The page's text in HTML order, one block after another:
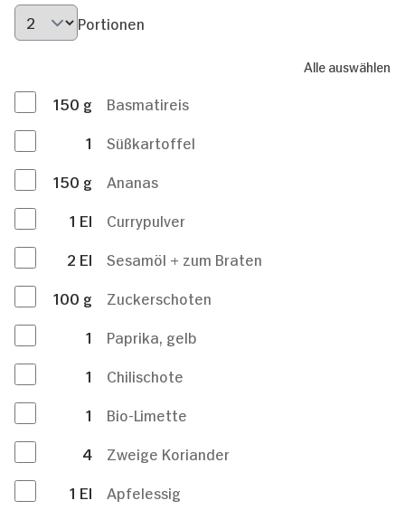
Portionen
Alle auswählen
150 g
Basmatireis
1
Süßkartoffel
150 g
Ananas
1 El
Currypulver
2 El
Sesamöl + zum Braten
100 g
Zuckerschoten
1
Paprika, gelb
1
Chilischote
1
Bio-Limette
4
Zweige Koriander
1 El
Apfelessig